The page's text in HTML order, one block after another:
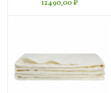
12490,00₽